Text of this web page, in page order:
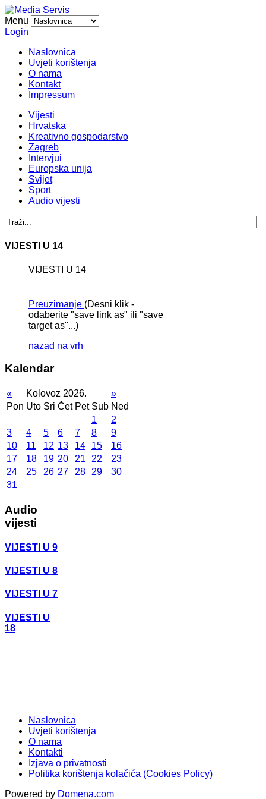
Menu
Login
Naslovnica
Uvjeti korištenja
O nama
Kontakt
Impressum
Vijesti
Hrvatska
Kreativno gospodarstvo
Zagreb
Intervjui
Europska unija
Svijet
Sport
Audio vijesti
VIJESTI U 14
VIJESTI U 14
Preuzimanje (Desni klik -
odaberite "save link as" ili "save
target as"...)
nazad na vrh
Kalendar
« Kolovoz 2026.
»
Pon Uto Sri Čet Pet Sub Ned
1
2
3
4 5 6 7 8
9
10
11 12 13 14 15
16
17
18 19 20 21 22
23
24
25 26 27 28 29
30
31
Audio
vijesti
VIJESTI U 9
VIJESTI U 8
VIJESTI U 7
VIJESTI U
18
Naslovnica
Uvjeti korištenja
O nama
Kontakti
Izjava o privatnosti
Politika korištenja kolačića (Cookies Policy)
Powered by Domena.com